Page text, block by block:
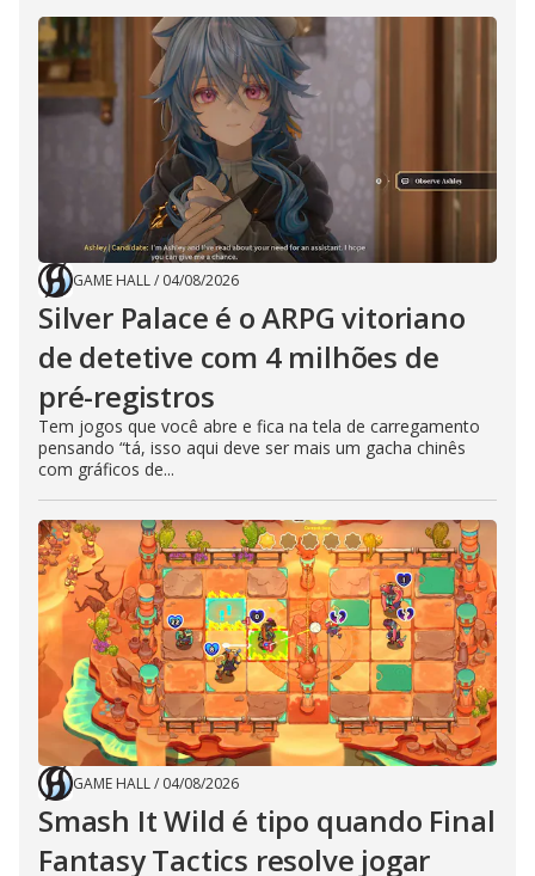
GAME HALL/ 04/08/2026
Silver Palace é o ARPG vitoriano
de detetive com 4 milhões de
pré-registros
Tem jogos que você abre e fica na tela de carregamento
pensando “tá, isso aqui deve ser mais um gacha chinês
com gráficos de...
GAME HALL/ 04/08/2026
Smash It Wild é tipo quando Final
Fantasy Tactics resolve jogar